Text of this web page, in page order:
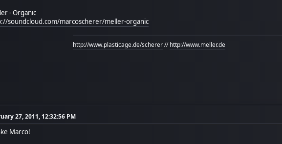
- Organic
soundcloud.com/marcoscherer/meller-organic
http://www.plasticage.de/scherer//http://www.meller.de
27, 2011, 12:32:56 PM
Marco!